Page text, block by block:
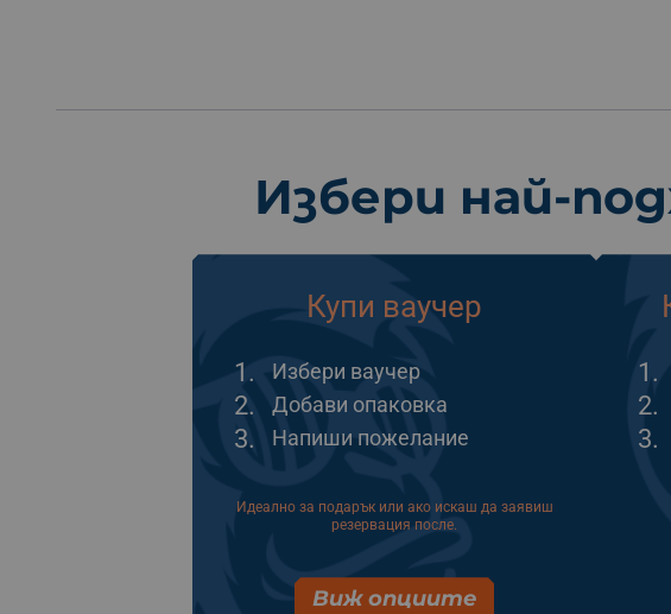
Избери най-
Купи ваучер
1. Избери ваучер
2. Добави опаковка
3. Напиши пожелание
Идеално за подарък или ако искаш да заявиш
резервация после.
Виж опциите
1.
2.
3.